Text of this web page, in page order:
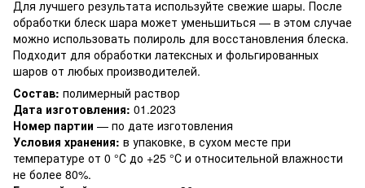
Для лучшего результата используйте свежие шары. После
обработки блеск шара может уменьшиться — в этом случае
можно использовать полироль для восстановления блеска.
Подходит для обработки латексных и фольгированных
шаров от любых производителей.
Состав: полимерный раствор
Дата изготовления: 01.2023
Номер партии — по дате изготовления
Условия хранения: в упаковке, в сухом месте при
температуре от 0 °С до +25 °С и относительной влажности
не более 80%.